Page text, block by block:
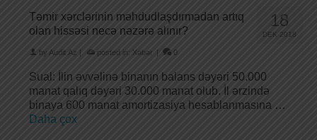
18
DEK 2018
Təmir xərclərinin məhdudlaşdırmadan artıq
olan hissəsi necə nəzərə alınır?
by Audit.Az | posted in: Xəbər | 0
Sual: İlin əvvəlinə binanın balans dəyəri 50.000
manat qalıq dəyəri 30.000 manat olub. İl ərzində
binaya 600 manat amortizasiya hesablanmasına …
Daha çox